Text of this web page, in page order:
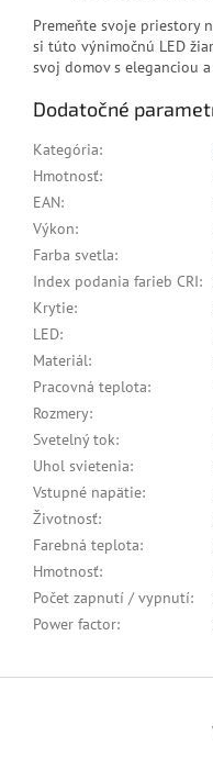
Premeňte svoje priestory
si túto výnimočnú LED
svoj domov s eleganciou
Dodatočné
Kategória:
Hmotnosť:
EAN:
Výkon:
Farba svetla:
Index podania farieb CRI:
Krytie:
LED:
Materiál:
Pracovná teplota:
Rozmery:
Svetelný tok:
Uhol svietenia:
Vstupné napätie:
Životnosť:
Farebná teplota:
Hmotnosť:
Počet zapnutí / vypnutí:
Power factor: